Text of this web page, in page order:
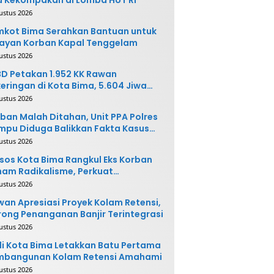
2026
Bima Serahkan Bantuan untuk
Korban Kapal Tenggelam
2026
Petakan 1.952 KK Rawan
di Kota Bima, 5.604 Jiwa
Terdampak
2026
Malah Ditahan, Unit PPA Polres
Diduga Balikkan Fakta Kasus
2026
Kota Bima Rangkul Eks Korban
Radikalisme, Perkuat
Sosial
2026
Apresiasi Proyek Kolam Retensi,
Penanganan Banjir Terintegrasi
2026
Kota Bima Letakkan Batu Pertama
Kolam Retensi Amahami
2026